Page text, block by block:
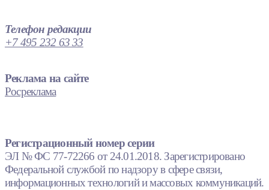
Телефон редакции
+7 495 232 63 33
Реклама на сайте
Росреклама
Регистрационный номер серии
ЭЛ № ФС 77-72266 от 24.01.2018. Зарегистрировано
Федеральной службой по надзору в сфере связи,
информационных технологий и массовых коммуникаций.